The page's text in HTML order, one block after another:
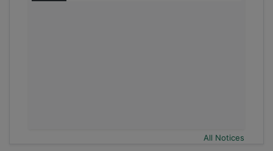
All Notices